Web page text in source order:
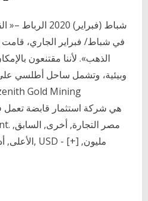
في شباط/ فبراير الجاري، قامت
الذهب». لأننا مقتنعون